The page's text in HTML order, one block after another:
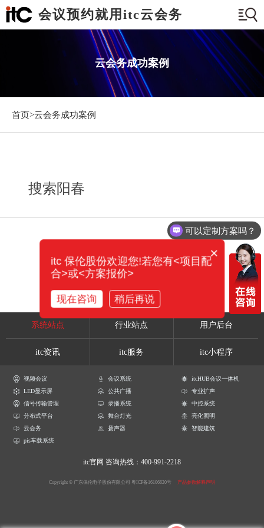
会议预约就用itc云会务
云会务成功案例
首页>云会务成功案例
搜索阳春
系统站点 行业站点 用户后台
itc资讯 itc服务 itc小程序
视频会议 会议系统
itcHUB会议一体机
LED显示屏
公共广播
专业扩声
信号传输管理
录播系统
中控系统
分布式平台
舞台灯光
亮化照明
云会务
扬声器
智能建筑
pis车载系统
itc官网 咨询热线：400-991-2218
Copyright © 广东保伦电子股份有限公司 粤ICP备16106620号 产品参数解释声明
可以定制方案吗？
×
itc 保伦股份欢迎您!若您有<项目配
合>或<方案报价>
现在咨询 稍后再说